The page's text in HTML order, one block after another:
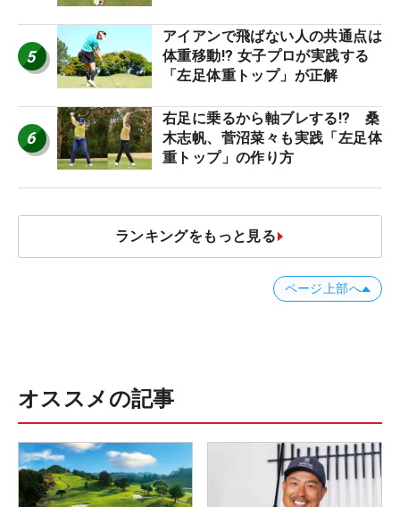
減するワケ
5
アイアンで飛ばない人の共通点は
体重移動!? 女子プロが実践する
「左足体重トップ」が正解
6
右足に乗るから軸ブレする!? 桑
木志帆、菅沼菜々も実践「左足体
重トップ」の作り方
ランキングをもっと見る
ページ上部へ
オススメの記事